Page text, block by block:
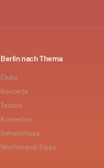
Berlin nach Thema
Clubs
Konzerte
Techno
Kostenlos
Geheimtipps
Wochenend-Tipps